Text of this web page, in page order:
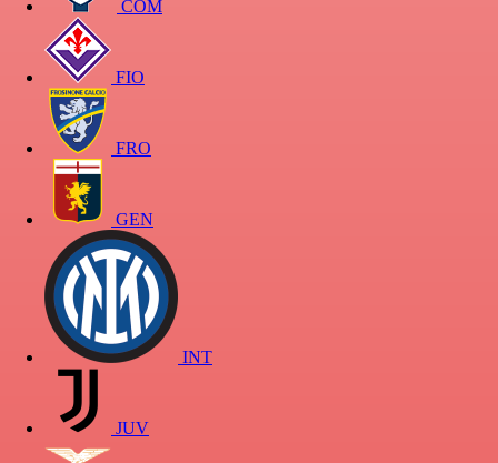
COM
FIO
FRO
GEN
INT
JUV